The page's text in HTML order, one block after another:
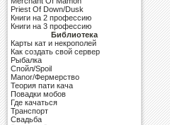
Priest Of Down/Dusk
Книги на 2 профессию
Книги на 3 профессию
Библиотека
Карты кат и некрополей
Как создать свой сервер
Рыбалка
Спойл/Spoil
Manor/Фермерство
Теория пати кача
Повадки мобов
Где качаться
Транспорт
Свадьба